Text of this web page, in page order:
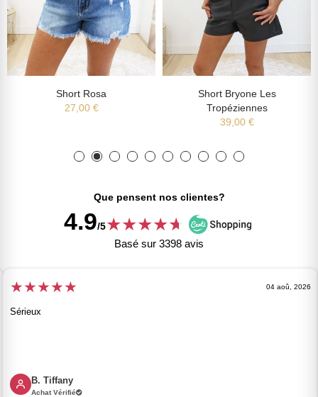
Short Rosa
27,00 €
Short Bryone Les
Tropéziennes
39,00 €
Que pensent nos clientes?
4.9/5★★★★★
★
Basé sur 3398 avis
★★★★★ 04 aoû, 2026
Sérieux
B. Tiffany
Achat Vérifié